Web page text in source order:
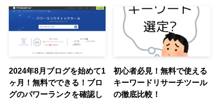
2024年8月ブログを始めて1
ヶ月！無料でできる！ブロ
グのパワーランクを確認し
初心者必見！無料で使える
キーワードリサーチツール
の徹底比較！